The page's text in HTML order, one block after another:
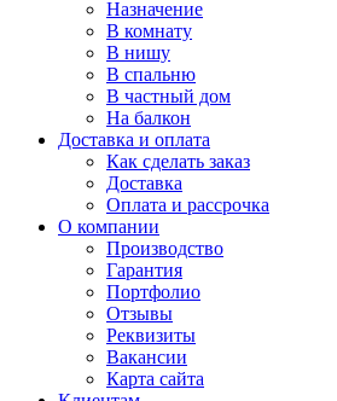
Назначение
В комнату
В нишу
В спальню
В частный дом
На балкон
Доставка и оплата
Как сделать заказ
Доставка
Оплата и рассрочка
О компании
Производство
Гарантия
Портфолио
Отзывы
Реквизиты
Вакансии
Карта сайта